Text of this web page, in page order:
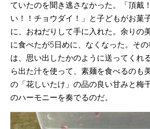
ていたのを聞き逃さなかった。「頂戴
い！！チョウダイ！」と子どもがお菓
に、おねだりして手に入れた。余りの
に食べたが5日めに、なくなった。そ
は、思い出したかのように送ってくれ
ら出た汁を使って、素麺を食べるのも
の「花しいたけ」の品の良い甘みと梅
のハーモニーを奏でるのだ。